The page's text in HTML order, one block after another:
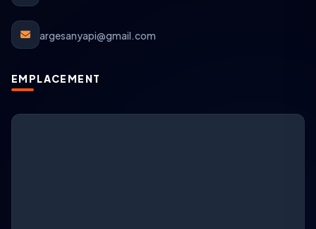
argesanyapi@gmail.com
EMPLACEMENT